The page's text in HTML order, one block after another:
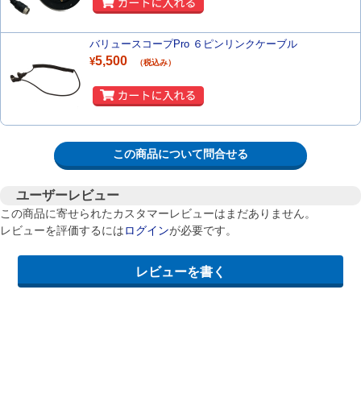
バリュースコープPro ６ピンリンクケーブル
¥5,500 （税込み）
この商品について問合せる
ユーザーレビュー
この商品に寄せられたカスタマーレビューはまだありません。
レビューを評価するにはログインが必要です。